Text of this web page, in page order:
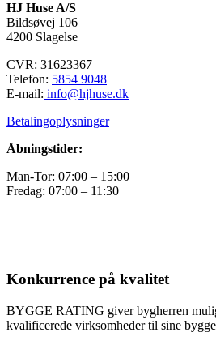
HJ Huse A/S
Bildsøvej 106
4200 Slagelse
CVR: 31623367
Telefon: 5854 9048
E-mail: info@hjhuse.dk
Betalingoplysninger
Åbningstider:
Man-Tor: 07:00 – 15:00
Fredag: 07:00 – 11:30
Konkurrence på kvalitet
BYGGE RATING giver bygherren
kvalificerede virksomheder til sine